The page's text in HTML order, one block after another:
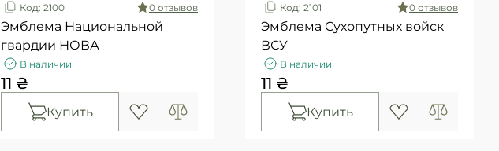
Код: 2100 0 отзывов
Эмблема Национальной
гвардии НОВА
В наличии
11 ₴
Купить
Код: 2101 0 отзывов
Эмблема Сухопутных войск
ВСУ
В наличии
11 ₴
Купить